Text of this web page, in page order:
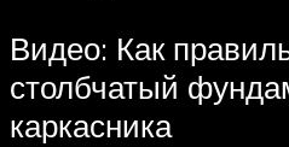
Видео: Как
столбчатый
каркасника